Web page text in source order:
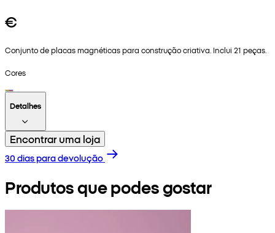
€
Conjunto de placas magnéticas para construção criativa. Inclui 21 peças.
Cores
Detalhes
Encontrar uma loja
30 dias para devolução
Produtos que podes gostar